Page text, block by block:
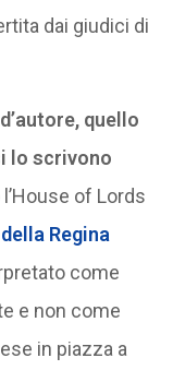
dai giudici di
quello
lo scrivono
of Lords
della Regina
come
e non come
in piazza a